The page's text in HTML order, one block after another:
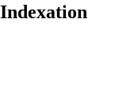
Indexation